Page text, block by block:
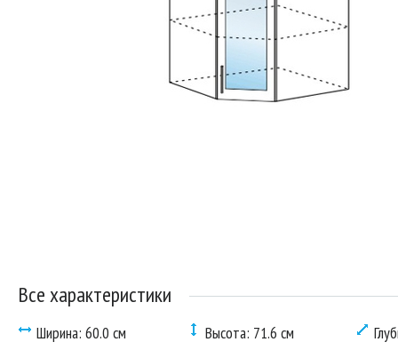
Все характеристики
Ширина: 60.0 см Высота: 71.6 см